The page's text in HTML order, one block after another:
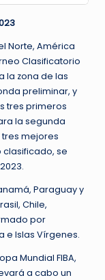
Norte, América
Clasificatorio
la zona de las
preliminar, y
tres primeros
la segunda
mejores
se
Paraguay y
Chile,
por
e Islas Vírgenes.
Mundial FIBA,
a cabo un